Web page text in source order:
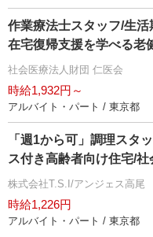
作業療法士スタッフ/生
在宅復帰支援を学べる老
社会医療法人財団 仁医会
時給1,932円～
アルバイト・パート / 東京都
「週1から可」調理スタ
ス付き高齢者向け住宅/
株式会社T.S.I/アンジェス高尾
時給1,226円
アルバイト・パート / 東京都